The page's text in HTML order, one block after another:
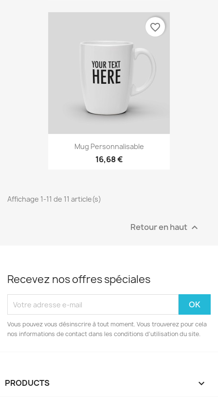
Mug Personnalisable
16,68 €
favorite_border
Affichage 1-11 de 11 article(s)
Retour en haut 
Recevez nos offres spéciales
Vous pouvez vous désinscrire à tout moment. Vous trouverez pour cela
nos informations de contact dans les conditions d'utilisation du site.
PRODUCTS 